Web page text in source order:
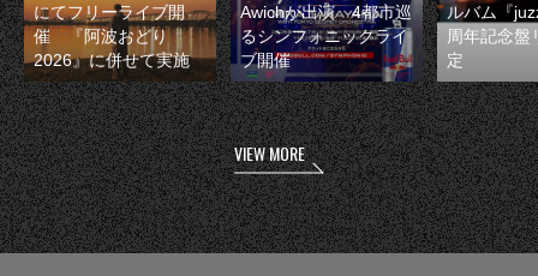
にてフリーライブ開
催 『阿波おどり
2026』に併せて実施
Awichが出演 4都市巡
るシンフォニックライ
ブ開催
ルバム『
周年記念盤
定
VIEW MORE